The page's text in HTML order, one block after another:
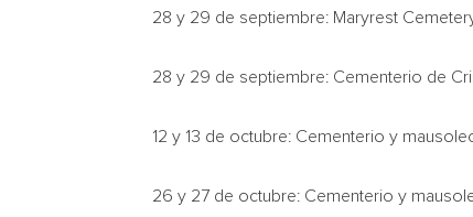
28 y 29 de septiembre: Maryrest
28 y 29 de septiembre: Cementerio de
12 y 13 de octubre: Cementerio y
26 y 27 de octubre: Cementerio y